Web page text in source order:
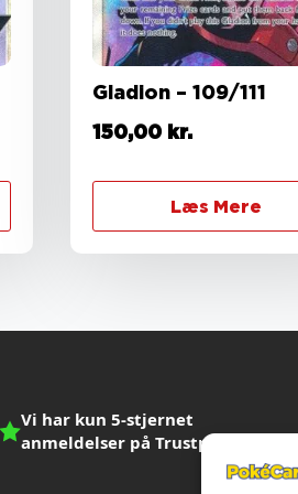
Gladion – 109/111
150,00 kr.
Læs Mere
Vi har kun 5-stjernet
anmeldelser på Trustpilot